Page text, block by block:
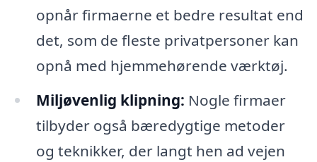
opnår firmaerne et bedre resultat end
det, som de fleste privatpersoner kan
opnå med hjemmehørende værktøj.
Miljøvenlig klipning: Nogle firmaer
tilbyder også bæredygtige metoder
og teknikker, der langt hen ad vejen